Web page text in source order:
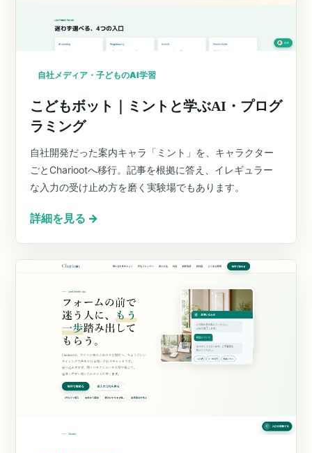
自社メディア・子どものAI学習
こどもボット｜ミントと学ぶAI・プログ
ラミング
自社開発だった案内キャラ「ミント」を、キャラクター
ごとChariootへ移行。記事を根拠に答え、イレギュラー
な入力の受け止め方を磨く実験場でもあります。
詳細を見る →